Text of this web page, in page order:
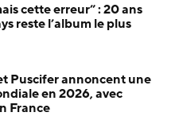
cette erreur” : 20 ans
reste l’album le plus
Puscifer annoncent une
en 2026, avec
France